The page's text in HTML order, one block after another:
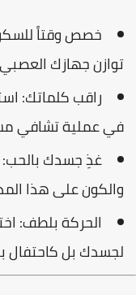
خصص وقتاً
توازن جهازك
راقب كلماتك:
في عملية تشافي
غذِ جسدك بالحب:
والكون على هذا
الحركة بلطف:
لجسدك بل كاحتفال